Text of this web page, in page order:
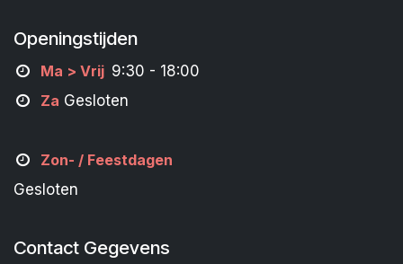
Openingstijden
Ma > Vrij 9:30 - 18:00
Za Gesloten
Zon- / Feestdagen
Gesloten
Contact Gegevens